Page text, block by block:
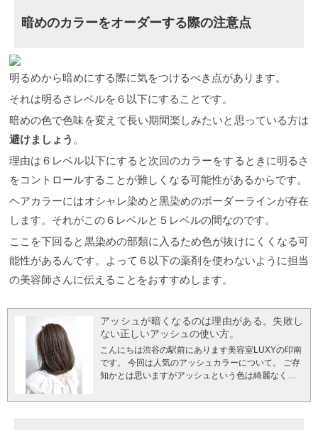
暗めのカラーをオーダーする際の注意点
明るめから暗めにする際に気をつけるべき点があります。
それは明るさレベルを６以下にすることです。
暗めの色で色味を変えて長い期間楽しみたいと思っている方は
避けましょう 。
理由は６レベル以下にすると次回のカラーをするときに明るさ
をコントロールすることが難しくなる可能性があるからです。
ヘアカラーにはオシャレ染めと黒染めのボーダーラインが存在
します。それがこの６レベルと５レベルの間なのです。
ここを下回ると黒染めの部類に入るため色が抜けにくくなる可
能性があるんです。よって６以下の薬剤を使わないように担当
の美容師さんに伝えることをおすすめします。
アッシュが暗くなるのは理由がある。失敗し
ない正しいアッシュの使い方。
こんにちは渋谷の駅前にあります美容室LUXYの印南
です。 今回は人気のアッシュカラーについて。 ご存
知かとは思いますがアッシュという色は綺麗なくす
違って使うと逆にいい結果にはなりません。 理由は